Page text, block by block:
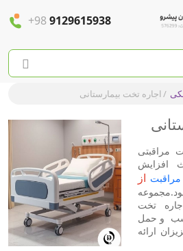
+989129615938
/اجاره تخت بیمارستانی
مراقبتی
افزایش
مراقبت از
تخت
و حمل
ارائه